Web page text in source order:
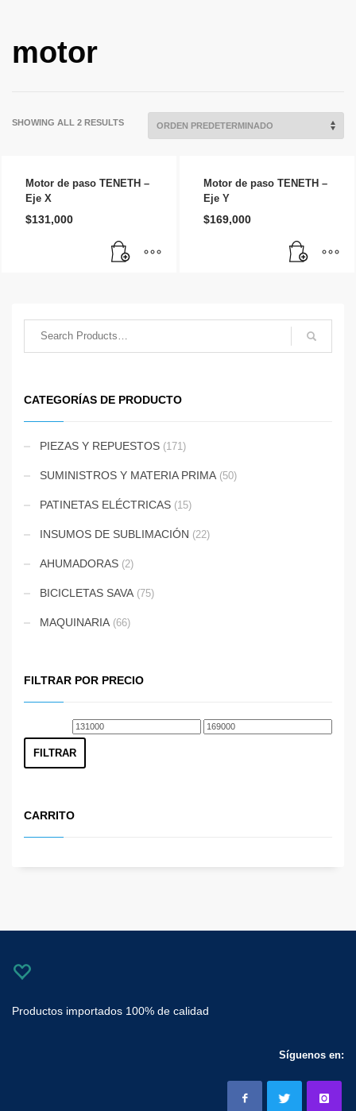
motor
SHOWING ALL 2 RESULTS
Motor de paso TENETH –
Eje X
$131,000
Motor de paso TENETH –
Eje Y
$169,000
CATEGORÍAS DE PRODUCTO
PIEZAS Y REPUESTOS (171)
SUMINISTROS Y MATERIA PRIMA (50)
PATINETAS ELÉCTRICAS (15)
INSUMOS DE SUBLIMACIÓN (22)
AHUMADORAS (2)
BICICLETAS SAVA (75)
MAQUINARIA (66)
FILTRAR POR PRECIO
Precio
mínimo
Precio
FILTRAR
CARRITO
Productos importados 100% de calidad
Síguenos en: